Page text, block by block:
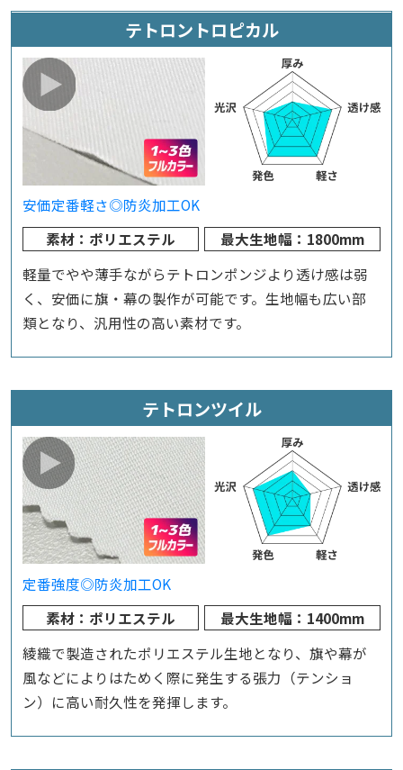
テトロントロピカル
安価定番軽さ◎防炎加工OK
素材：ポリエステル
最大生地幅：1800mm
軽量でやや薄手ながらテトロンポンジより透け感は弱
く、安価に旗・幕の製作が可能です。生地幅も広い部
類となり、汎用性の高い素材です。
テトロンツイル
定番強度◎防炎加工OK
素材：ポリエステル
最大生地幅：1400mm
綾織で製造されたポリエステル生地となり、旗や幕が
風などによりはためく際に発生する張力（テンショ
ン）に高い耐久性を発揮します。